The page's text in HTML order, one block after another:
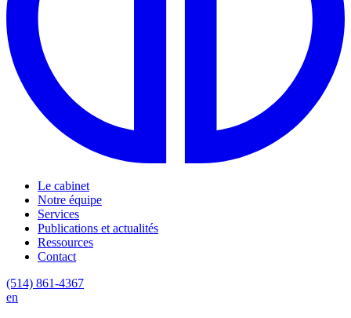
Le cabinet
Notre équipe
Services
Publications et actualités
Ressources
Contact
(514) 861-4367
en